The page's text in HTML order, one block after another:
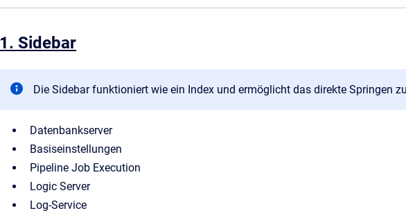
1. Sidebar
Die Sidebar funktioniert wie ein Index und ermöglicht das direkte Springen
Datenbankserver
Basiseinstellungen
Pipeline Job Execution
Logic Server
Log-Service